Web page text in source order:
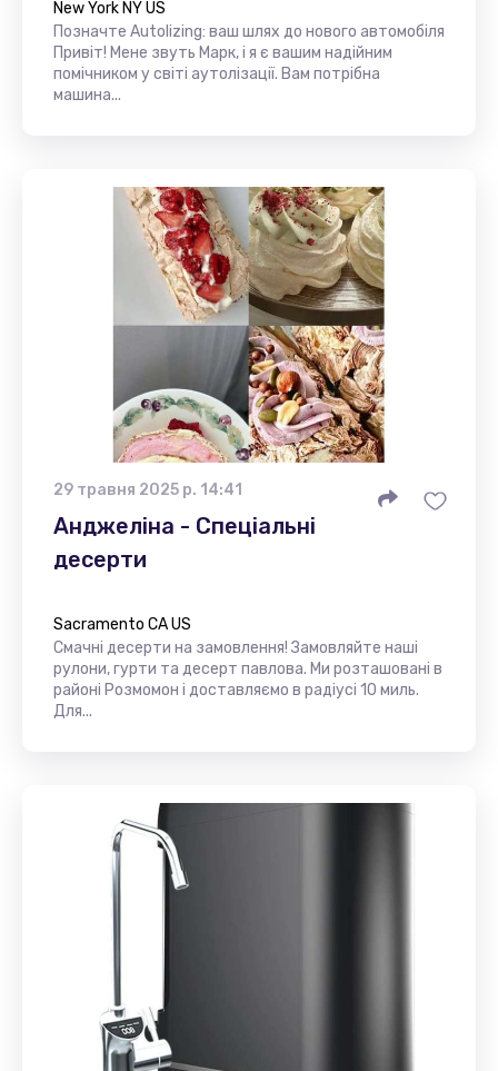
New York NY US
Позначте Autolizing: ваш шлях до нового автомобіля
Привіт! Мене звуть Марк, і я є вашим надійним
помічником у світі аутолізації. Вам потрібна
машина...
29 травня 2025 р. 14:41
Анджеліна - Спеціальні
десерти
Sacramento CA US
Смачні десерти на замовлення! Замовляйте наші
рулони, гурти та десерт павлова. Ми розташовані в
районі Розмомон і доставляємо в радіусі 10 миль.
Для...